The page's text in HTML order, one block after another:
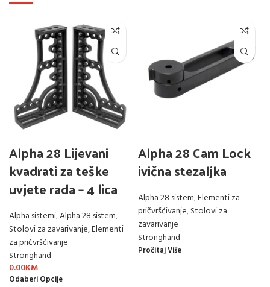
Alpha 28 Lijevani
kvadrati za teške
uvjete rada – 4 lica
Alpha sistemi,Alpha 28 sistem,
Stolovi za zavarivanje,Elementi
za pričvršćivanje
Stronghand
0.00KM
Odaberi Opcije
Alpha 28 Cam Lock
ivična stezaljka
Alpha 28 sistem,Elementi za
pričvršćivanje,Stolovi za
zavarivanje
Stronghand
Pročitaj Više